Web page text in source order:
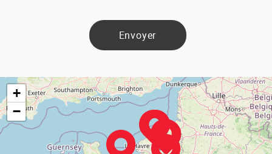
Envoyer
+
−